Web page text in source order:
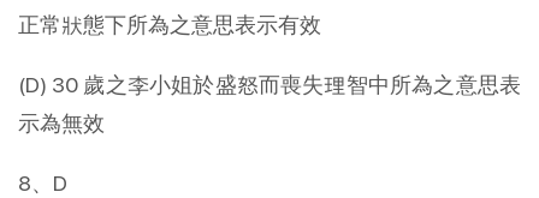
正常狀態下所為之意思表示有效
(D) 30 歲之李小姐於盛怒而喪失理智中所為之意思表
示為無效
8、D